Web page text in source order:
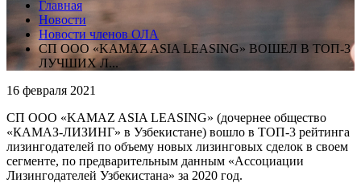
Главная
Новости
Новости членов ОЛА
СП ООО «KAMAZ ASIA LEASING» ВОШЕЛ В ТОП-3
ЛУЧШИХ Л...
16 февраля 2021
СП ООО «KAMAZ ASIA LEASING» (дочернее общество
«КАМАЗ-ЛИЗИНГ» в Узбекистане) вошло в ТОП-3 рейтинга
лизингодателей по объему новых лизинговых сделок в своем
сегменте, по предварительным данным «Ассоциации
Лизингодателей Узбекистана» за 2020 год.